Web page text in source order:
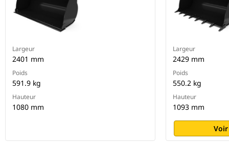
Largeur
2401 mm
Poids
591.9 kg
Hauteur
1080 mm
Largeur
2429 mm
Poids
550.2 kg
Hauteur
1093 mm